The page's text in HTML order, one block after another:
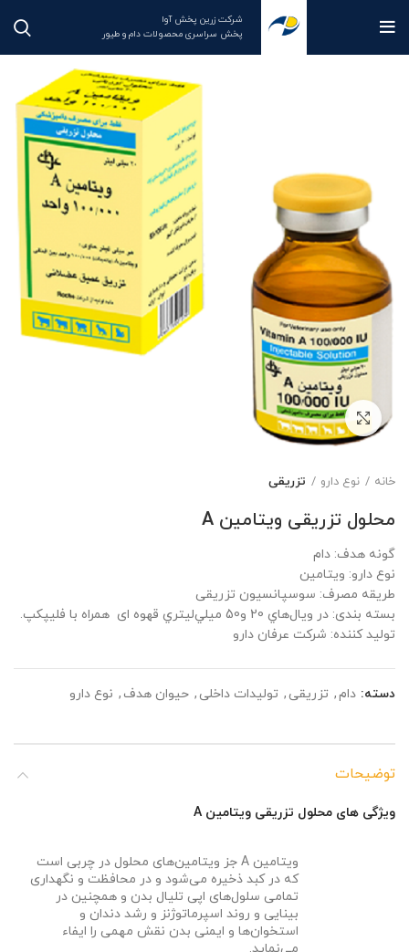
شرکت زرین پخش آوا
پخش سراسری محصولات دام و طیور
برای بزرگنمایی کلیک کنید
خانه نوع دارو تزریقی
محلول تزریقی ویتامین A
گونه هدف: دام
نوع دارو: ویتامین
طریقه مصرف: سوسپانسیون تزریقی
بسته بندی: در ويال‌هاي 20 و50 ميلي‌ليتري قهوه ای همراه با فليپ­كپ.
تولید کننده: شرکت عرفان دارو
دسته: دام, تزریقی , تولیدات داخلی , حیوان هدف , نوع دارو
توضیحات
ویژگی های محلول تزریقی ویتامین A
ویتامین A جز ویتامین‌های محلول در چربی است
که در کبد ذخیره می‌شود و در محافظت و نگهداری
تمامی سلول‌های اپی­ تلیال بدن و همچنین در
بینایی و روند اسپرماتوژنز و رشد دندان و
استخوان‌ها و ایمنی بدن نقش مهمی را ایفاء